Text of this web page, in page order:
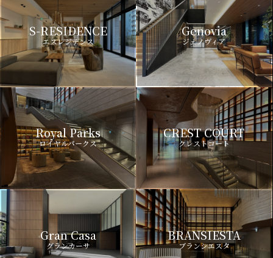
S-RESIDENCE
エスレジデンス
Genovia
ジェノヴィア
Royal Parks
ロイヤルパークス
CREST COURT
クレストコート
Gran Casa
グランカーサ
BRANSIESTA
ブランシエスタ